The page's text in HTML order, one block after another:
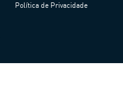
Política de Privacidade